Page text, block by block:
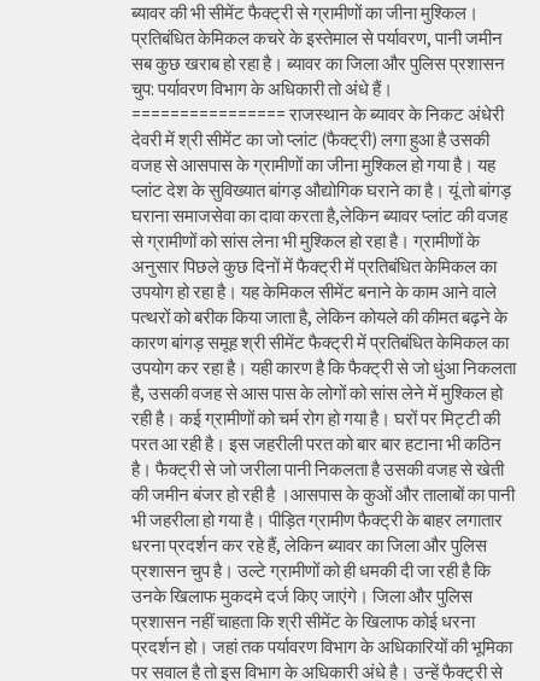
ब्यावर की भी सीमेंट फैक्ट्री से ग्रामीणों का जीना मुश्किल।
प्रतिबंधित केमिकल कचरे के इस्तेमाल से पर्यावरण, पानी जमीन
सब कुछ खराब हो रहा है। ब्यावर का जिला और पुलिस प्रशासन
चुप: पर्यावरण विभाग के अधिकारी तो अंधे हैं।
================ राजस्थान के ब्यावर के निकट अंधेरी
देवरी में श्री सीमेंट का जो प्लांट (फैक्ट्री) लगा हुआ है उसकी
वजह से आसपास के ग्रामीणों का जीना मुश्किल हो गया है। यह
प्लांट देश के सुविख्यात बांगड़ औद्योगिक घराने का है। यूं तो बांगड़
घराना समाजसेवा का दावा करता है,लेकिन ब्यावर प्लांट की वजह
से ग्रामीणों को सांस लेना भी मुश्किल हो रहा है। ग्रामीणों के
अनुसार पिछले कुछ दिनों में फैक्ट्री में प्रतिबंधित केमिकल का
उपयोग हो रहा है। यह केमिकल सीमेंट बनाने के काम आने वाले
पत्थरों को बरीक किया जाता है, लेकिन कोयले की कीमत बढ़ने के
कारण बांगड़ समूह श्री सीमेंट फैक्ट्री में प्रतिबंधित केमिकल का
उपयोग कर रहा है। यही कारण है कि फैक्ट्री से जो धुंआ निकलता
है, उसकी वजह से आस पास के लोगों को सांस लेने में मुश्किल हो
रही है। कई ग्रामीणों को चर्म रोग हो गया है। घरों पर मिट्टी की
परत आ रही है। इस जहरीली परत को बार बार हटाना भी कठिन
है। फैक्ट्री से जो जरीला पानी निकलता है उसकी वजह से खेती
की जमीन बंजर हो रही है ।आसपास के कुओं और तालाबों का पानी
भी जहरीला हो गया है। पीड़ित ग्रामीण फैक्ट्री के बाहर लगातार
धरना प्रदर्शन कर रहे हैं, लेकिन ब्यावर का जिला और पुलिस
प्रशासन चुप है। उल्टे ग्रामीणों को ही धमकी दी जा रही है कि
उनके खिलाफ मुकदमे दर्ज किए जाएंगे। जिला और पुलिस
प्रशासन नहीं चाहता कि श्री सीमेंट के खिलाफ कोई धरना
प्रदर्शन हो। जहां तक पर्यावरण विभाग के अधिकारियों की भूमिका
पर सवाल है तो इस विभाग के अधिकारी अंधे है। उन्हें फैक्ट्री से